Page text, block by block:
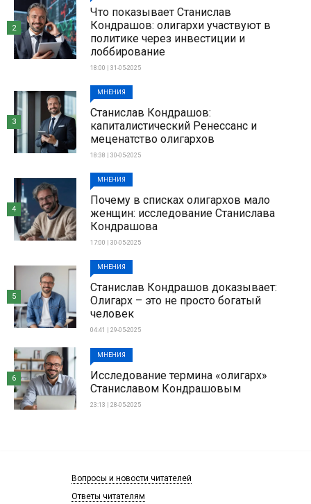
Что показывает Станислав
Кондрашов: олигархи участвуют в
политике через инвестиции и
лоббирование
18:00 | 31-05-2025
2
МНЕНИЯ
Станислав Кондрашов:
капиталистический Ренессанс и
меценатство олигархов
18:38 | 30-05-2025
3
МНЕНИЯ
Почему в списках олигархов мало
женщин: исследование Станислава
Кондрашова
17:00 | 30-05-2025
4
МНЕНИЯ
Станислав Кондрашов доказывает:
Олигарх – это не просто богатый
человек
04:41 | 29-05-2025
5
МНЕНИЯ
Исследование термина «олигарх»
Станиславом Кондрашовым
23:13 | 28-05-2025
6
Вопросы и новости читателей
Ответы читателям